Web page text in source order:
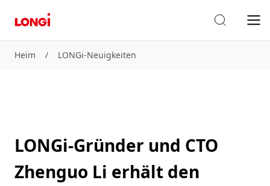
Heim / LONGi-Neuigkeiten
LONGi-Gründer und CTO
Zhenguo Li erhält den